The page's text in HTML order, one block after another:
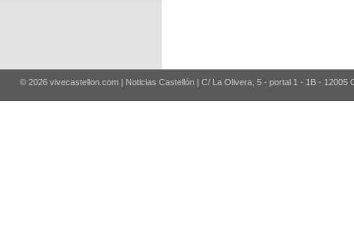
© 2026 vivecastellon.com | Noticias Castellón | C/ La Olivera, 5 - portal 1 - 1B - 12005